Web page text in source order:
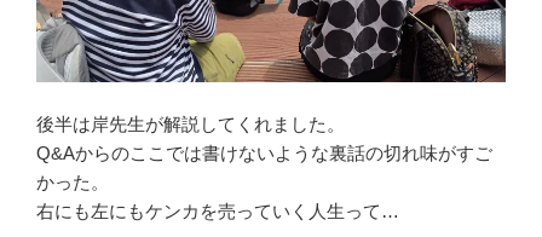
後半は岸先生が解説してくれました。
Q&Aからのここでは書けないような裏話の切れ味がすご
かった。
右にも左にもケンカを売っていく人生って…